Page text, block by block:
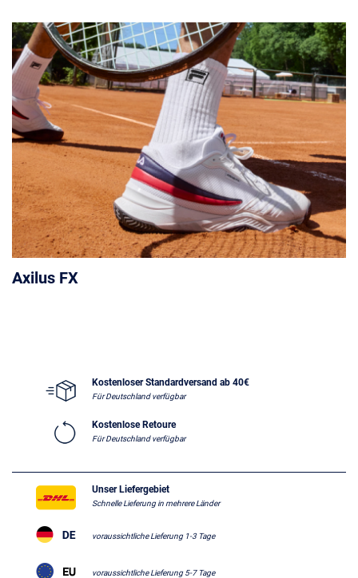
Axilus FX
Kostenloser Standardversand ab 40€
Für Deutschland verfügbar
Kostenlose Retoure
Für Deutschland verfügbar
Unser Liefergebiet
Schnelle Lieferung in mehrere Länder
voraussichtliche Lieferung 1-3 Tage
voraussichtliche Lieferung 5-7 Tage